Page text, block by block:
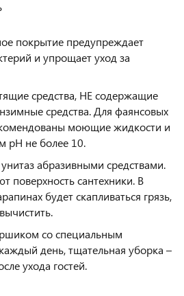
покрытие предупреждает
и упрощает уход за
средства, НЕ содержащие
средства. Для фаянсовых
моющие жидкости и
pH не более 10.
абразивными средствами.
поверхность сантехники. В
будет скапливаться грязь,
со специальным
день, тщательная уборка –
ухода гостей.